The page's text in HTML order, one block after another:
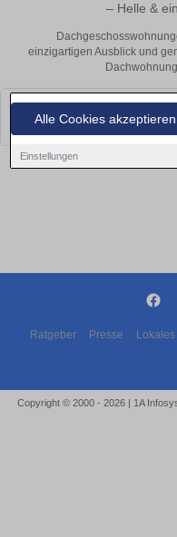
Alle Cookies akzeptieren
Einstellungen
– Helle &
einzigartigen Ausblick und
Leider konnten wir derzeit
bald wieder vorbei!
Ratgeber Presse Lokales
Copyright © 2000 - 2026 | 1A